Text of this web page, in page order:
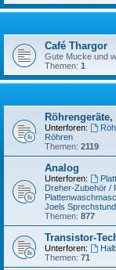
Café Thargor
Gute Mucke und
Themen: 1
Unterforen:
Röhren
Themen: 2119
Analog
Unterforen:
Dreher-Zubehör /
Joels
Themen: 877
Transistor-
Unterforen:
Themen: 71